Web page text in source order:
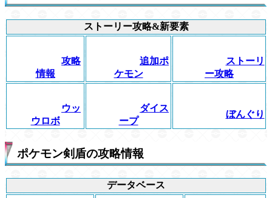
ストーリー攻略&新要素
攻略
情報
追加ポ
ケモン
ストーリ
ー攻略
ウッ
ウロボ
ダイス
ープ
ぼんぐり
ポケモン剣盾の攻略情報
データベース